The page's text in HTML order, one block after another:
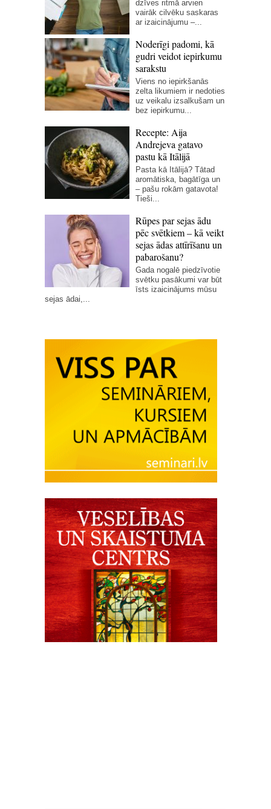
dzīves ritmā arvien
vairāk cilvēku saskaras
ar izaicinājumu –...
Noderīgi padomi, kā
gudri veidot iepirkumu
sarakstu
Viens no iepirkšanās
zelta likumiem ir nedoties
uz veikalu izsalkušam un
bez iepirkumu...
Recepte: Aija
Andrejeva gatavo
pastu kā Itālijā
Pasta kā Itālijā? Tātad
aromātiska, bagātīga un
– pašu rokām gatavota!
Tieši...
Rūpes par sejas ādu
pēc svētkiem – kā veikt
sejas ādas attīrīšanu un
pabarošanu?
Gada nogalē piedzīvotie
svētku pasākumi var būt
īsts izaicinājums mūsu
sejas ādai,...